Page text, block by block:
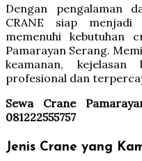
Dengan pengalaman
CRANE siap
memenuhi kebutuhan
Pamarayan Serang.
keamanan,
profesional dan
Sewa Crane
081222555757
Jenis Crane yang